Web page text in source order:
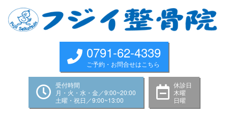
content
0791-62-4339
ご予約・お問合せはこちら
受付時間
月・火・水・金／9:00~20:00
土曜・祝日／9:00~13:00
休診日
木曜
日曜